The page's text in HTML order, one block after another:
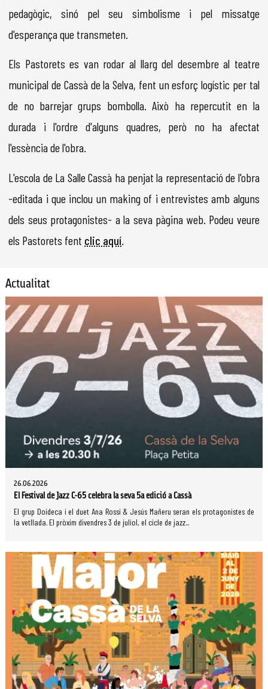
pedagògic, sinó pel seu simbolisme i pel missatge
d'esperança que transmeten.
Els Pastorets es van rodar al llarg del desembre al teatre
municipal de Cassà de la Selva, fent un esforç logístic per tal
de no barrejar grups bombolla. Això ha repercutit en la
durada i l'ordre d'alguns quadres, però no ha afectat
l'essència de l'obra.
L'escola de La Salle Cassà ha penjat la representació de l'obra
-editada i que inclou un making of i entrevistes amb alguns
dels seus protagonistes- a la seva pàgina web. Podeu veure
els Pastorets fent clic aquí
Actualitat
26.06.2026
El Festival de Jazz C-65 celebra la seva 5a edició a Cassà
El grup Doideca i el duet Ana Rossi & Jesús Mañeru seran els protagonistes de
la vetllada. El pròxim divendres 3 de juliol, el cicle de jazz...